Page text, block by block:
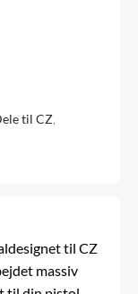
til CZ
til CZ
massiv